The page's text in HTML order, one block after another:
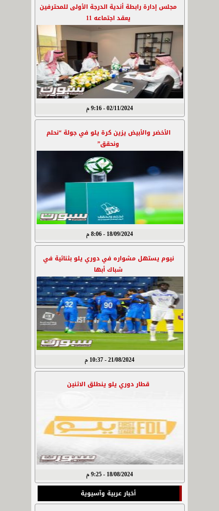
مجلس إدارة رابطة أندية الدرجة الأولى للمحترفين
يعقد اجتماعه 11
02/11/2024 - 9:16 م
الأخضر والأبيض يزين كرة يلو في جولة “نحلم
ونحقق”
18/09/2024 - 8:06 م
نيوم يستهل مشواره في دوري يلو بثنائية في
شباك أبها
21/08/2024 - 10:37 م
قطار دوري يلو ينطلق الاثنين
18/08/2024 - 9:25 م
أخبار عربية وآسيوية